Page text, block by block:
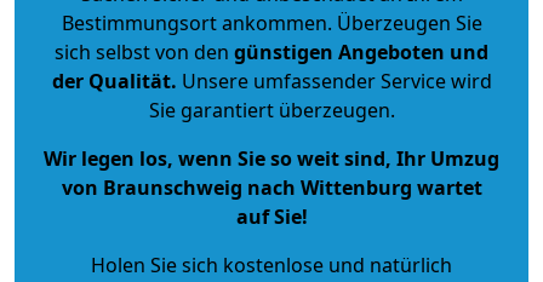
Bestimmungsort ankommen. Überzeugen Sie
sich selbst von den günstigen Angeboten und
der Qualität. Unsere umfassender Service wird
Sie garantiert überzeugen.
Wir legen los, wenn Sie so weit sind, Ihr Umzug
von Braunschweig nach Wittenburg wartet
auf Sie!
Holen Sie sich kostenlose und natürlich